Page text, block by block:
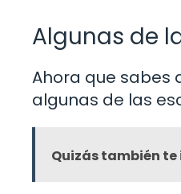
Algunas de
Ahora que sabes
algunas de las
Quizás también te